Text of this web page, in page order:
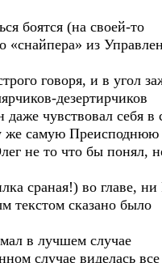
боятся (на своей-то
«снайпера» из
говоря, и в угол
дезертирчиков
чувствовал себя в
же самую
не то что бы понял,
сраная!) во главе, ни
текстом сказано было
в лучшем случае
случае виделась